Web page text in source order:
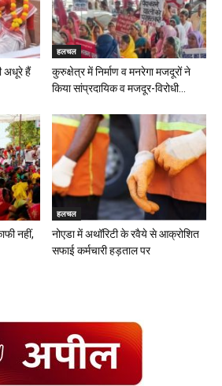
अधूरे हैं
हलचल
कुरुक्षेत्र में निर्माण व मनरेगा मजदूरों ने
किया सांप्रदायिक व मजदूर-विरोधी...
नहीं,
हलचल
नोएडा में अथॉरिटी के रवैये से आक्रोशित
सफाई कर्मचारी हड़ताल पर